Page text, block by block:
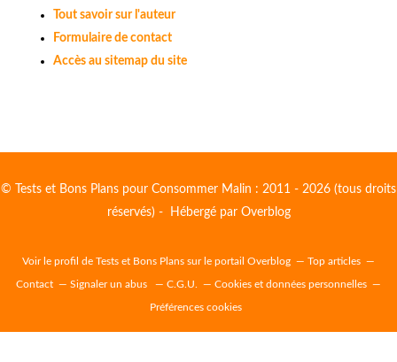
Tout savoir sur l'auteur
Formulaire de contact
Accès au sitemap du site
© Tests et Bons Plans pour Consommer Malin : 2011 - 2026 (tous droits
réservés) - Hébergé par Overblog
Voir le profil de Tests et Bons Plans sur le portail Overblog Top articles
Contact Signaler un abus C.G.U. Cookies et données personnelles
Préférences cookies